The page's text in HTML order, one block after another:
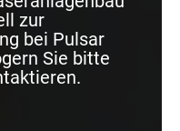
zur
bei Pulsar
Sie bitte